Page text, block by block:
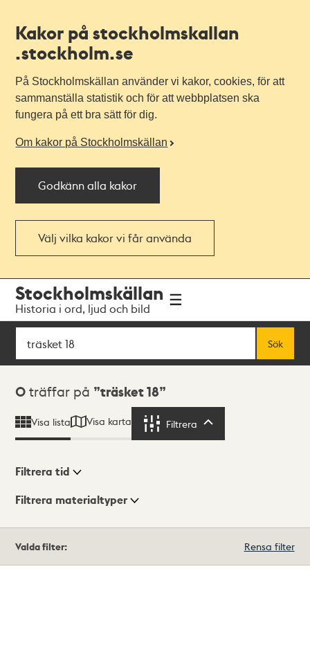
Kakor på stockholmskallan
.stockholm.se
På Stockholmskällan använder vi kakor, cookies, för att
sammanställa statistik och för att webbplatsen ska
fungera på ett bra sätt för dig.
Om kakor på Stockholmskällan
Godkänn alla kakor
Välj vilka kakor vi får använda
navigationen
huvudinnehållet
Stockholmskällan
Historia i ord, ljud och bild
Sök
Sök
Sökresultat
0 träffar på träsket 18
Visa lista Visa karta Filtrera
Visningsläge
Filtrera tid
Filtrera materialtyper
träffar
Valda filter: Rensa filter